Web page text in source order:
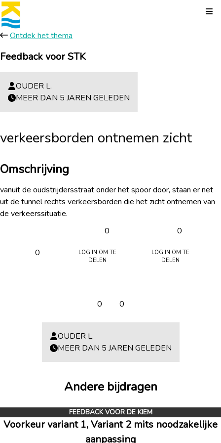
Ontdek het thema
Feedback voor STK
OUDER L.
MEER DAN 5 JAREN GELEDEN
verkeersborden ontnemen zicht
Omschrijving
vanuit de oudstrijdersstraat onder het spoor door, staan er net
uit de tunnel rechts verkeersborden die het zicht ontnemen van
de verkeerssituatie.
0
0
Log in om te
delen
0
Log in om te
delen
0 0
OUDER L.
MEER DAN 5 JAREN GELEDEN
Andere bijdragen
FEEDBACK VOOR DE KIEM
Voorkeur variant 1, Variant 2 mits noodzakelijke
aanpassing